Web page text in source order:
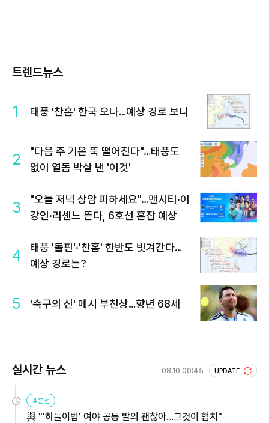
트렌드뉴스
1 태풍 '찬홈' 한국 오나…예상 경로 보니
2
"다음 주 기온 뚝 떨어진다"…태풍도
없이 열돔 박살 낸 '이것'
3
"오늘 저녁 상암 피하세요"…맨시티·이
강인·리센느 뜬다, 6호선 혼잡 예상
4
태풍 '돌핀'·'찬홈' 한반도 빗겨간다…
예상 경로는?
5 '축구의 신' 메시 부친상…향년 68세
실시간 뉴스 08.10 00:45 UPDATE
4분전
與 "'하늘이법' 여야 공동 발의 괜찮아…그것이 협치"